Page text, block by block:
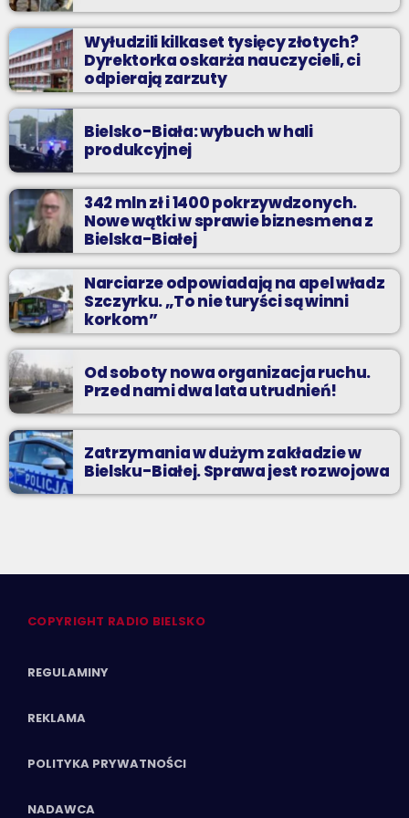
Wyłudzili kilkaset tysięcy złotych?
Dyrektorka oskarża nauczycieli, ci
odpierają zarzuty
Bielsko-Biała: wybuch w hali
produkcyjnej
342 mln zł i 1400 pokrzywdzonych.
Nowe wątki w sprawie biznesmena z
Bielska-Białej
Narciarze odpowiadają na apel władz
Szczyrku. „To nie turyści są winni
korkom”
Od soboty nowa organizacja ruchu.
Przed nami dwa lata utrudnień!
Zatrzymania w dużym zakładzie w
Bielsku-Białej. Sprawa jest rozwojowa
COPYRIGHT RADIO BIELSKO
REGULAMINY
REKLAMA
POLITYKA PRYWATNOŚCI
NADAWCA